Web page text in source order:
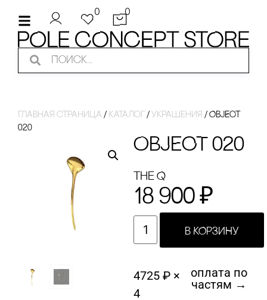
0 0
Главная страница / Каталог / украшения / OBJECT
020
OBJECT 020
the Q
18 900 ₽
В КОРЗИНУ
4725 ₽ ×
4
оплата по
частям →